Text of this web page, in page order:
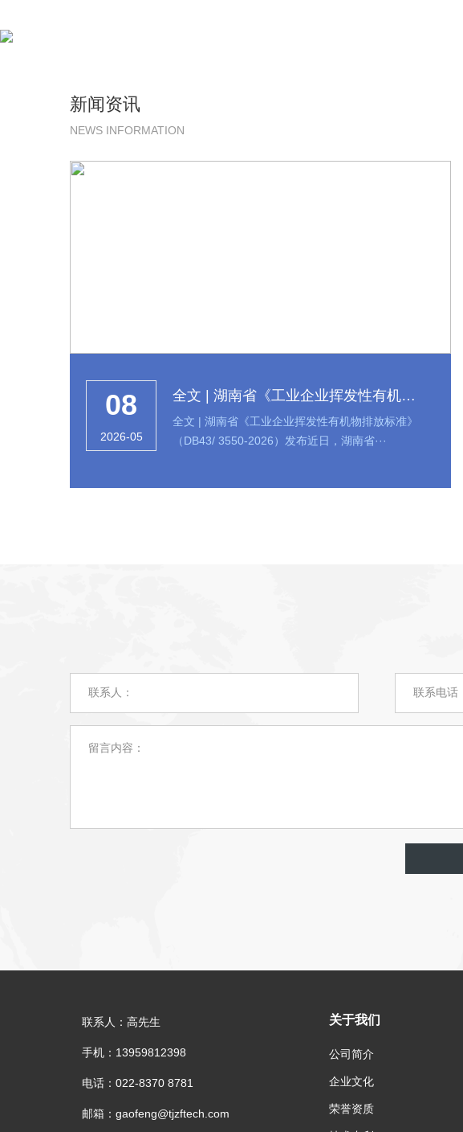
新闻资讯
NEWS INFORMATION
08
2026-05
全文 | 湖南省《工业企业挥发性有机物
全文 | 湖南省《工业企业挥发性有机物排放标准》
（DB43/ 3550-2026）发布近日，湖南省···
联系人：高先生
手机：13959812398
电话：022-8370 8781
邮箱：gaofeng@tjzftech.com
关于我们
公司简介
企业文化
荣誉资质